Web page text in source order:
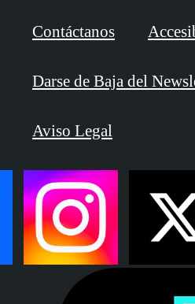
Contáctanos
Darse de Baja del
Aviso Legal